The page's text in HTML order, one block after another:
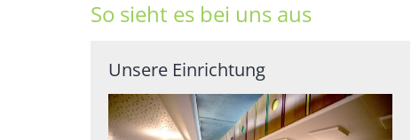
So sieht es bei uns aus
Unsere Einrichtung